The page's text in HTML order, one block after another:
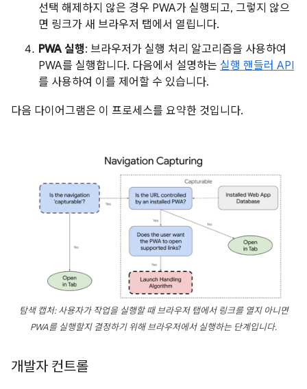
선택 해제하지 않은 경우 PWA가 실행되고, 그렇지 않으
면 링크가 새 브라우저 탭에서 열립니다.
PWA 실행: 브라우저가 실행 처리 알고리즘을 사용하여
PWA를 실행합니다. 다음에서 설명하는 실행 핸들러 API
를 사용하여 이를 제어할 수 있습니다.
다음 다이어그램은 이 프로세스를 요약한 것입니다.
탐색 캡처: 사용자가 작업을 실행할 때 브라우저 탭에서 링크를 열지 아니면
PWA를 실행할지 결정하기 위해 브라우저에서 실행하는 단계입니다.
개발자 컨트롤